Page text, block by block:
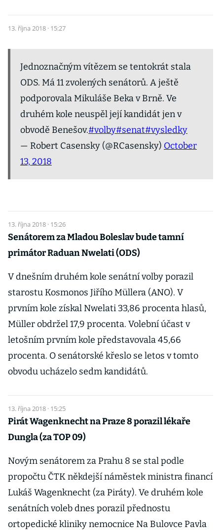
13. října 2018 · 15:27
Jednoznačným vítězem se tentokrát stala
ODS. Má 11 zvolených senátorů. A ještě
podporovala Mikuláše Beka v Brně. Ve
druhém kole neuspěl její kandidát jen v
obvodě Benešov.#volby#senat#vysledky
— Robert Casensky (@RCasensky) October
13, 2018
13. října 2018 · 15:26
Senátorem za Mladou Boleslav bude tamní
primátor Raduan Nwelati (ODS)
V dnešním druhém kole senátní volby porazil
starostu Kosmonos Jiřího Müllera (ANO). V
prvním kole získal Nwelati 33,86 procenta hlasů,
Müller obdržel 17,9 procenta. Volební účast v
letošním prvním kole představovala 45,66
procenta. O senátorské křeslo se letos v tomto
obvodu ucházelo sedm kandidátů.
13. října 2018 · 15:25
Pirát Wagenknecht na Praze 8 porazil lékaře
Dungla (za TOP 09)
Novým senátorem za Prahu 8 se stal podle
propočtu ČTK někdejší náměstek ministra financí
Lukáš Wagenknecht (za Piráty). Ve druhém kole
senátních voleb dnes porazil přednostu
ortopedické kliniky nemocnice Na Bulovce Pavla